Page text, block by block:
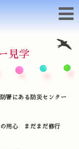
見学
署にある防災センター
の用心 まだまだ修行